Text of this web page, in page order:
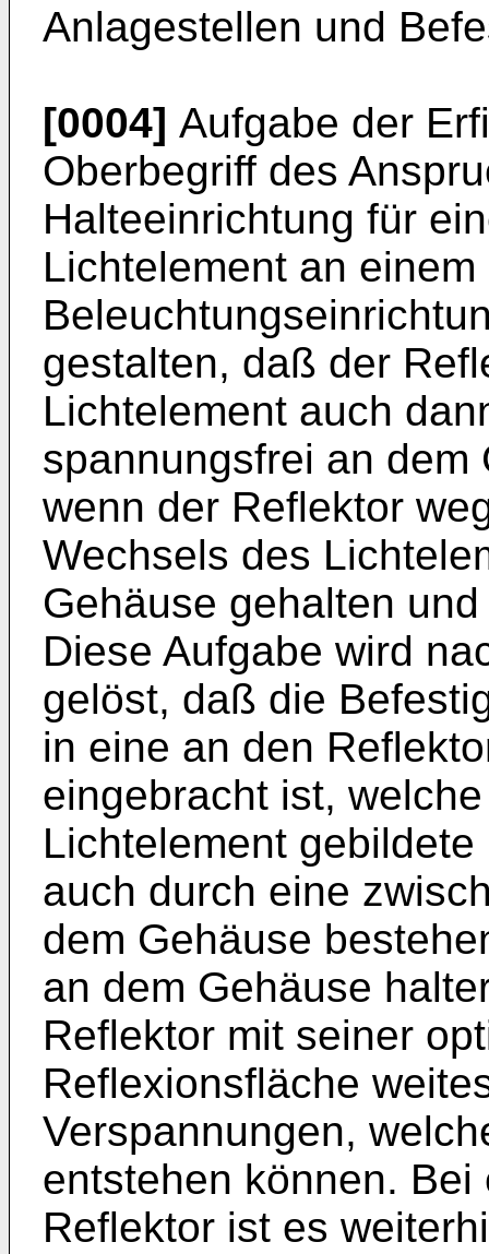
Anlagestellen und
[0004] Aufgabe der
Oberbegriff des
Halteeinrichtung für
Lichtelement an
gestalten, daß der
Lichtelement auch
spannungsfrei an
wenn der Reflektor
Wechsels des
Gehäuse gehalten
Diese Aufgabe wird
gelöst, daß die
in eine an den
eingebracht ist,
Lichtelement
auch durch eine
dem Gehäuse
an dem Gehäuse
Reflektor mit seiner
Reflexionsfläche
Verspannungen,
entstehen können.
Reflektor ist es